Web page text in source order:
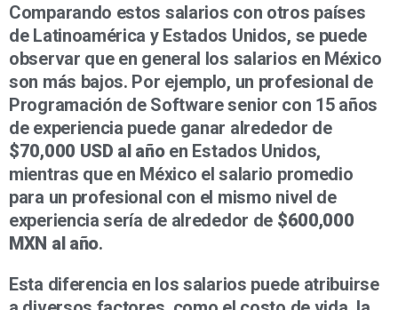
Comparando estos salarios con otros países
de Latinoamérica y Estados Unidos, se puede
observar que en general los salarios en México
son más bajos. Por ejemplo, un profesional de
Programación de Software senior con 15 años
de experiencia puede ganar alrededor de
$70,000 USD al añoen Estados Unidos,
mientras que en México el salario promedio
para un profesional con el mismo nivel de
experiencia sería de alrededor de $600,000
MXN al año.
Esta diferencia en los salarios puede atribuirse